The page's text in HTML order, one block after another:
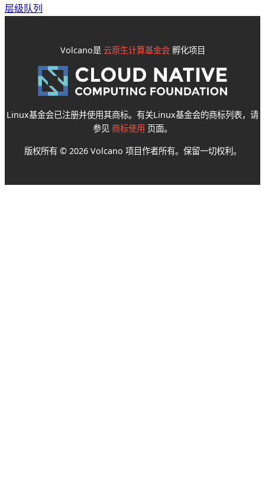
层级队列
Volcano是 云原生计算基金会孵化项目
Linux基金会已注册并使用其商标。有关Linux基金会的商标列表，请
参见 商标使用 页面。
版权所有 © 2026 Volcano 项目作者所有。保留一切权利。